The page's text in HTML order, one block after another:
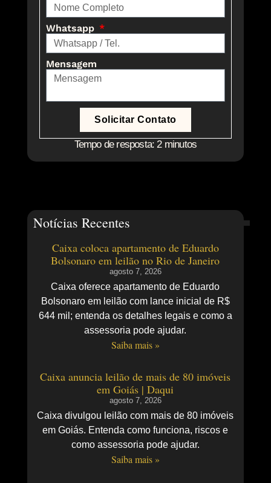
Whatsapp
Mensagem
Solicitar Contato
Tempo de resposta: 2 minutos
Notícias Recentes
Caixa coloca apartamento de Eduardo
Bolsonaro em leilão no Rio de Janeiro
agosto 7, 2026
Caixa oferece apartamento de Eduardo
Bolsonaro em leilão com lance inicial de R$
644 mil; entenda os detalhes legais e como a
assessoria pode ajudar.
Saiba mais »
Caixa anuncia leilão de mais de 80 imóveis
em Goiás | Daqui
agosto 7, 2026
Caixa divulgou leilão com mais de 80 imóveis
em Goiás. Entenda como funciona, riscos e
como assessoria pode ajudar.
Saiba mais »